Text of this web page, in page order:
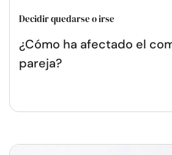
Decidir quedarse o irse
¿Cómo ha afectado el
pareja?